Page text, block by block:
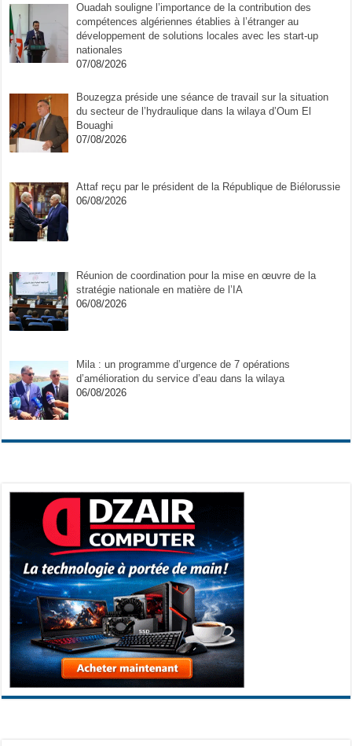
Ouadah souligne l’importance de la contribution des
compétences algériennes établies à l’étranger au
développement de solutions locales avec les start-up
nationales
07/08/2026
Bouzegza préside une séance de travail sur la situation
du secteur de l’hydraulique dans la wilaya d’Oum El
Bouaghi
07/08/2026
Attaf reçu par le président de la République de Biélorussie
06/08/2026
Réunion de coordination pour la mise en œuvre de la
stratégie nationale en matière de l’IA
06/08/2026
Mila : un programme d’urgence de 7 opérations
d’amélioration du service d’eau dans la wilaya
06/08/2026